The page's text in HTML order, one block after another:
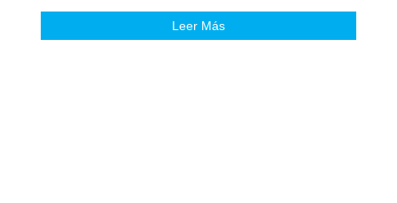
Leer Más